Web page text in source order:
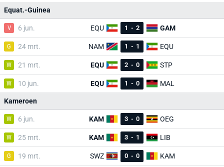
Equat.-Guinea
V 6 jun. EQU 1 - 2 GAM
G 24 mrt. NAM 1 - 1 EQU
W 21 mrt. EQU 2 - 0 STP
W 10 jun. EQU 1 - 0 MAL
Kameroen
W 6 jun. KAM 3 - 0 OEG
W 25 mrt. KAM 3 - 1 LIB
G 19 mrt. SWZ 0 - 0 KAM